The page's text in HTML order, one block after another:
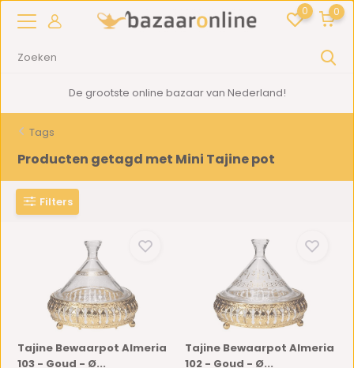
0 0
De grootste online bazaar van Nederland!
Tags
Producten getagd met Mini Tajine pot
Filters
Tajine Bewaarpot Almeria
103 - Goud - Ø...
Tajine Bewaarpot Almeria
102 - Goud - Ø...